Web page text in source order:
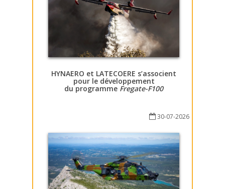
HYNAERO et LATECOERE s’associent
pour le développement
du programme Fregate-F100
30-07-2026